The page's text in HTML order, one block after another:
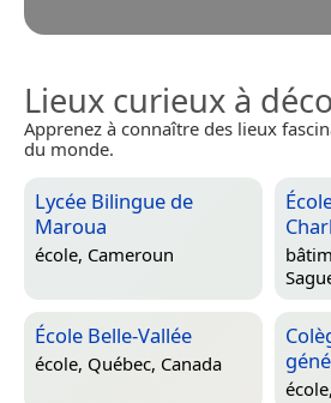
Lieux curieux à
Apprenez à connaître des lieux
du monde.
Lycée Bilingue de
Maroua
école, Cameroun
École Belle-Vallée
école, Québec, Canada
école,